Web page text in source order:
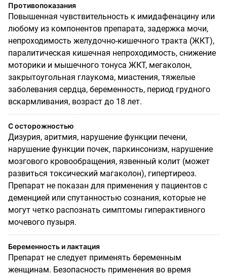
Противопоказания
Повышенная чувствительность к имидафенацину или
любому из компонентов препарата, задержка мочи,
непроходимость желудочно-кишечного тракта (ЖКТ),
паралитическая кишечная непроходимость, снижение
моторики и мышечного тонуса ЖКТ, мегаколон,
закрытоугольная глаукома, миастения, тяжелые
заболевания сердца, беременность, период грудного
вскармливания, возраст до 18 лет.
С осторожностью
Дизурия, аритмия, нарушение функции печени,
нарушение функции почек, паркинсонизм, нарушение
мозгового кровообращения, язвенный колит (может
развиться токсический магаколон), гипертиреоз.
Препарат не показан для применения у пациентов с
деменцией или спутанностью сознания, которые не
могут четко распознать симптомы гиперактивного
мочевого пузыря.
Беременность и лактация
Препарат не следует применять беременным
женщинам. Безопасность применения во время